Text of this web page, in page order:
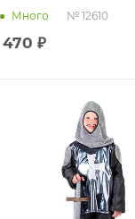
Много № 12610
470 ₽